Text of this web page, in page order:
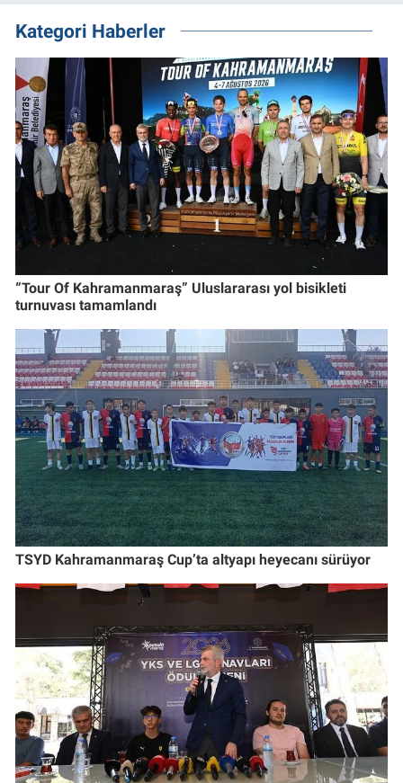
Kategori Haberler
“Tour Of Kahramanmaraş” Uluslararası yol bisikleti
turnuvası tamamlandı
TSYD Kahramanmaraş Cup’ta altyapı heyecanı sürüyor